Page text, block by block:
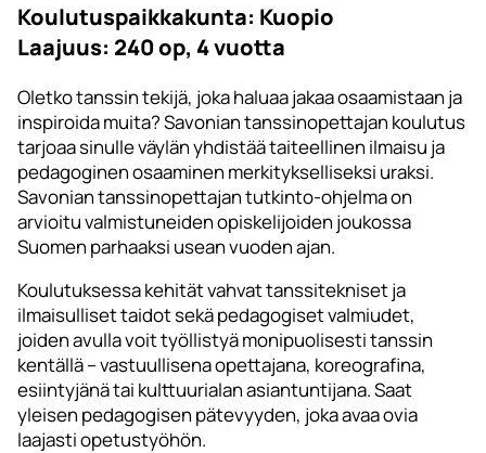
Koulutuspaikkakunta: Kuopio
Laajuus: 240 op, 4 vuotta
Oletko tanssin tekijä, joka haluaa jakaa osaamistaan ja
inspiroida muita? Savonian tanssinopettajan koulutus
tarjoaa sinulle väylän yhdistää taiteellinen ilmaisu ja
pedagoginen osaaminen merkitykselliseksi uraksi.
Savonian tanssinopettajan tutkinto-ohjelma on
arvioitu valmistuneiden opiskelijoiden joukossa
Suomen parhaaksi usean vuoden ajan.
Koulutuksessa kehität vahvat tanssitekniset ja
ilmaisulliset taidot sekä pedagogiset valmiudet,
joiden avulla voit työllistyä monipuolisesti tanssin
kentällä – vastuullisena opettajana, koreografina,
esiintyjänä tai kulttuurialan asiantuntijana. Saat
yleisen pedagogisen pätevyyden, joka avaa ovia
laajasti opetustyöhön.